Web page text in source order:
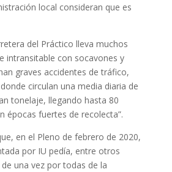
local consideran que es
del Práctico lleva muchos
intransitable con socavones y
graves accidentes de tráfico,
circulan una media diaria de
tonelaje, llegando hasta 80
épocas fuertes de recolecta”.
en el Pleno de febrero de 2020,
por IU pedía, entre otros
una vez por todas de la